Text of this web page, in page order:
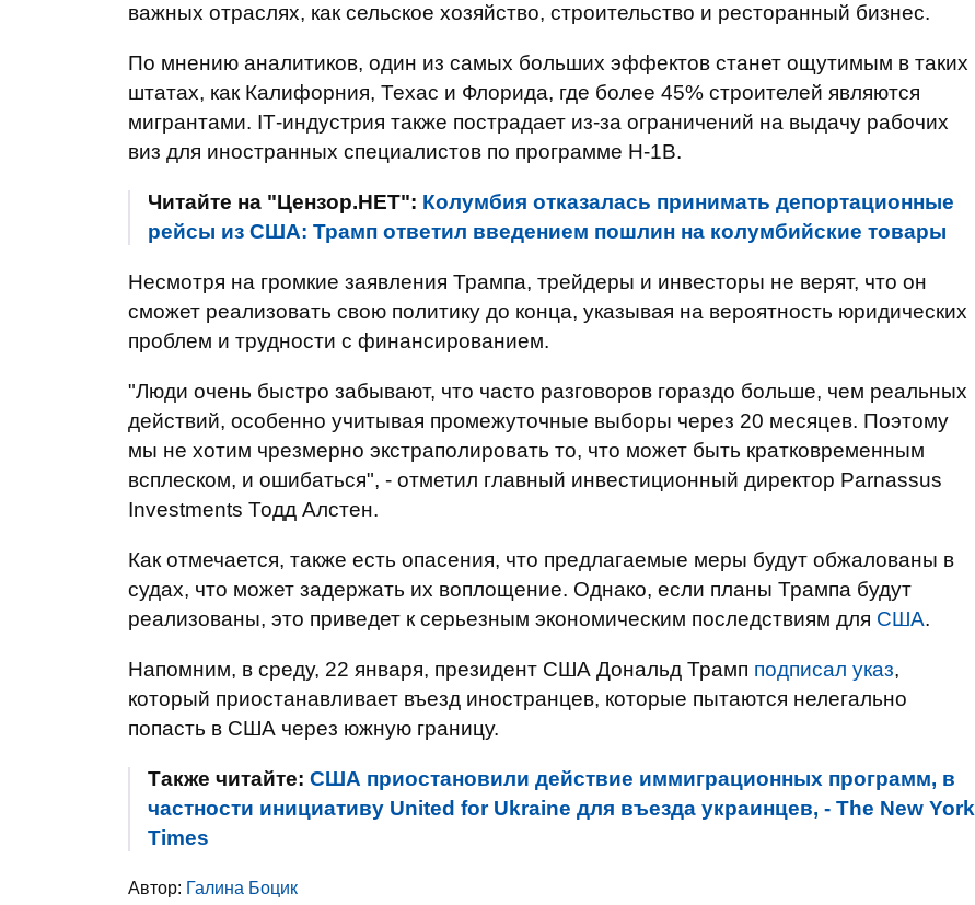
важных отраслях, как сельское хозяйство, строительство и ресторанный бизнес.
По мнению аналитиков, один из самых больших эффектов станет ощутимым в таких
штатах, как Калифорния, Техас и Флорида, где более 45% строителей являются
мигрантами. ІТ-индустрия также пострадает из-за ограничений на выдачу рабочих
виз для иностранных специалистов по программе Н-1В.
Читайте на "Цензор.НЕТ": Колумбия отказалась принимать депортационные
рейсы из США: Трамп ответил введением пошлин на колумбийские товары
Несмотря на громкие заявления Трампа, трейдеры и инвесторы не верят, что он
сможет реализовать свою политику до конца, указывая на вероятность юридических
проблем и трудности с финансированием.
"Люди очень быстро забывают, что часто разговоров гораздо больше, чем реальных
действий, особенно учитывая промежуточные выборы через 20 месяцев. Поэтому
мы не хотим чрезмерно экстраполировать то, что может быть кратковременным
всплеском, и ошибаться", - отметил главный инвестиционный директор Parnassus
Investments Тодд Алстен.
Как отмечается, также есть опасения, что предлагаемые меры будут обжалованы в
судах, что может задержать их воплощение. Однако, если планы Трампа будут
реализованы, это приведет к серьезным экономическим последствиям для США.
Напомним, в среду, 22 января, президент США Дональд Трамп подписал указ,
который приостанавливает въезд иностранцев, которые пытаются нелегально
попасть в США через южную границу.
Также читайте: США приостановили действие иммиграционных программ, в
частности инициативу United for Ukraine для въезда украинцев, - The New York
Times
Автор: Галина Боцик